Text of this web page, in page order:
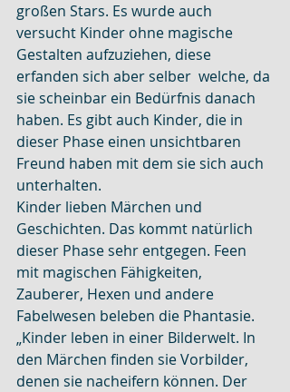
großen Stars. Es wurde auch
versucht Kinder ohne magische
Gestalten aufzuziehen, diese
erfanden sich aber selber  welche, da
sie scheinbar ein Bedürfnis danach
haben. Es gibt auch Kinder, die in
dieser Phase einen unsichtbaren
Freund haben mit dem sie sich auch
unterhalten.
Kinder lieben Märchen und
Geschichten. Das kommt natürlich
dieser Phase sehr entgegen. Feen
mit magischen Fähigkeiten,
Zauberer, Hexen und andere
Fabelwesen beleben die Phantasie.
„Kinder leben in einer Bilderwelt. In
den Märchen finden sie Vorbilder,
denen sie nacheifern können. Der